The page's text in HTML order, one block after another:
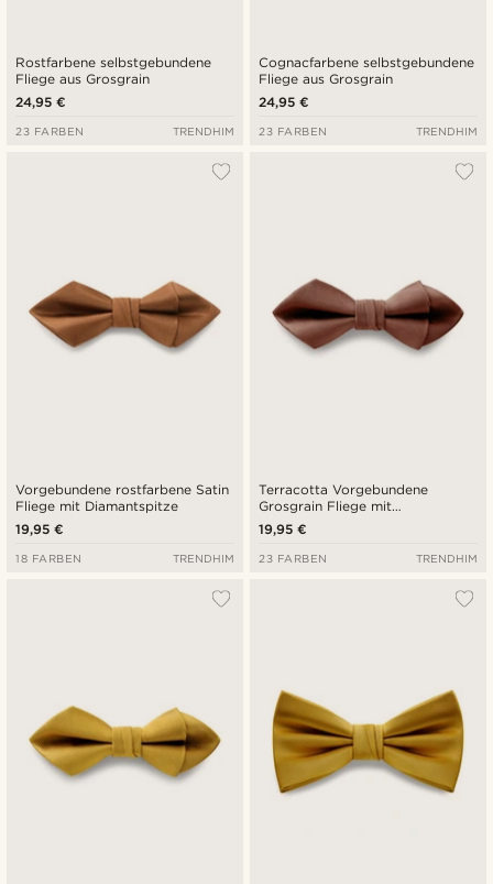
Rostfarbene selbstgebundene
Fliege aus Grosgrain
24,95 €
23 FARBEN TRENDHIM
Cognacfarbene selbstgebundene
Fliege aus Grosgrain
24,95 €
23 FARBEN TRENDHIM
Vorgebundene rostfarbene Satin
Fliege mit Diamantspitze
19,95 €
18 FARBEN TRENDHIM
Terracotta Vorgebundene
Grosgrain Fliege mit
Diamantspitze
19,95 €
23 FARBEN TRENDHIM